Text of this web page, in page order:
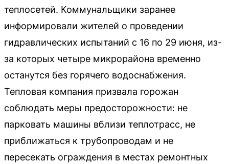
теплосетей. Коммунальщики заранее
информировали жителей о проведении
гидравлических испытаний с 16 по 29 июня, из-
за которых четыре микрорайона временно
останутся без горячего водоснабжения.
Тепловая компания призвала горожан
соблюдать меры предосторожности: не
парковать машины вблизи теплотрасс, не
приближаться к трубопроводам и не
пересекать ограждения в местах ремонтных